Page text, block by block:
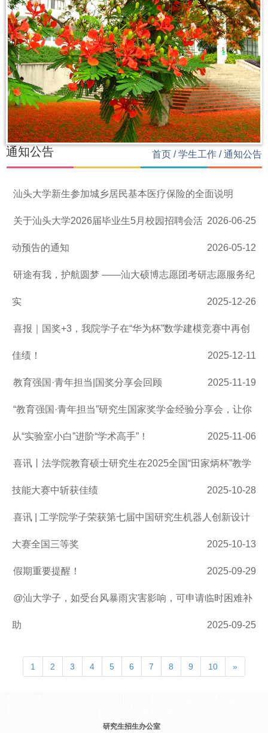
通知公告 首页 /学生工作 /通知公告
汕头大学新生参加城乡居民基本医疗保险的全面说明
2026-06-25
关于汕头大学2026届毕业生5月校园招聘会活
动预告的通知 2026-05-12
研途有我，护航圆梦 ——汕大硕博志愿团考研志愿服务纪
实 2025-12-26
喜报｜国奖+3，我院学子在“华为杯”数学建模竞赛中再创
佳绩！ 2025-12-11
教育强国·青年担当|国奖分享会回顾 2025-11-19
“教育强国·青年担当”研究生国家奖学金经验分享会，让你
从“实验室小白”进阶“学术高手”！ 2025-11-06
喜讯丨法学院教育硕士研究生在2025全国“田家炳杯”教学
技能大赛中斩获佳绩 2025-10-28
喜讯 | 工学院学子荣获第七届中国研究生机器人创新设计
大赛全国三等奖 2025-10-13
假期重要提醒！ 2025-09-29
@汕大学子，如受台风暴雨灾害影响，可申请临时困难补
助 2025-09-25
1 2 3 4 5 6 7 8 9 10 »
研究生招生办公室